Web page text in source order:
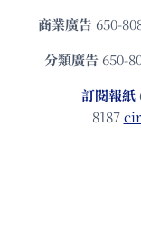
商業廣告 650-
分類廣告 650-
訂閱報紙
8187